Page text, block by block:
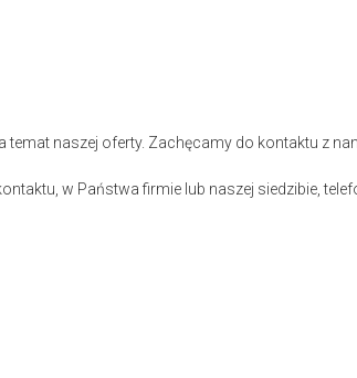
naszej oferty. Zachęcamy do kontaktu z
w Państwa firmie lub naszej siedzibie,